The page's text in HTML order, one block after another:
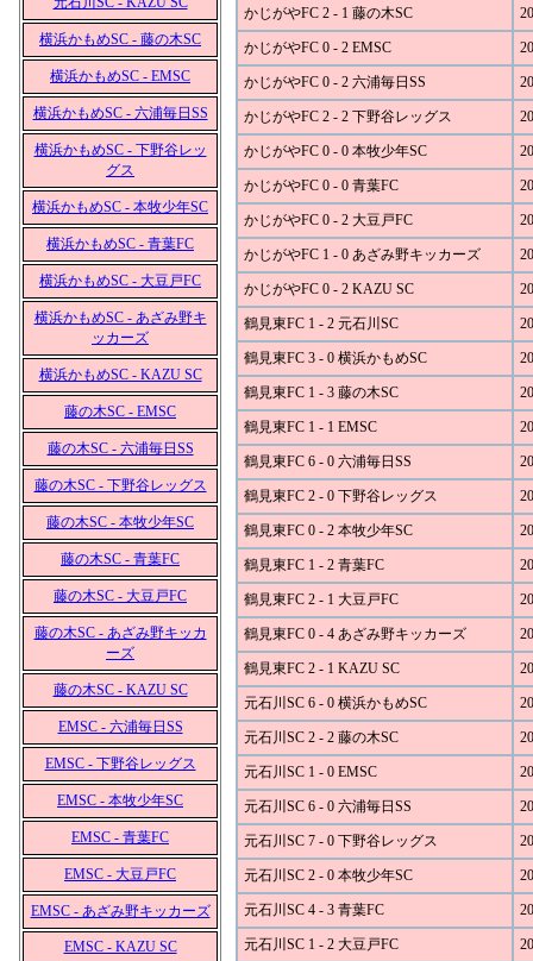
横浜かもめSC - 藤の木SC
横浜かもめSC - EMSC
横浜かもめSC - 六浦毎日SS
横浜かもめSC - 下野谷レッ
グス
横浜かもめSC - 本牧少年SC
横浜かもめSC - 青葉FC
横浜かもめSC - 大豆戸FC
横浜かもめSC - あざみ野キ
ッカーズ
横浜かもめSC - KAZU SC
藤の木SC - EMSC
藤の木SC - 六浦毎日SS
藤の木SC - 下野谷レッグス
藤の木SC - 本牧少年SC
藤の木SC - 青葉FC
藤の木SC - 大豆戸FC
藤の木SC - あざみ野キッカ
ーズ
藤の木SC - KAZU SC
EMSC - 六浦毎日SS
EMSC - 下野谷レッグス
EMSC - 本牧少年SC
EMSC - 青葉FC
EMSC - 大豆戸FC
EMSC - あざみ野キッカーズ
EMSC - KAZU SC
かじがやFC 2 - 1 藤の木SC
かじがやFC 0 - 2 EMSC
かじがやFC 0 - 2 六浦毎日SS
かじがやFC 2 - 2 下野谷レッグス
かじがやFC 0 - 0 本牧少年SC
かじがやFC 0 - 0 青葉FC
かじがやFC 0 - 2 大豆戸FC
かじがやFC 1 - 0 あざみ野キッカーズ
かじがやFC 0 - 2 KAZU SC
鶴見東FC 1 - 2 元石川SC
鶴見東FC 3 - 0 横浜かもめSC
鶴見東FC 1 - 3 藤の木SC
鶴見東FC 1 - 1 EMSC
鶴見東FC 6 - 0 六浦毎日SS
鶴見東FC 2 - 0 下野谷レッグス
鶴見東FC 0 - 2 本牧少年SC
鶴見東FC 1 - 2 青葉FC
鶴見東FC 2 - 1 大豆戸FC
鶴見東FC 0 - 4 あざみ野キッカーズ
鶴見東FC 2 - 1 KAZU SC
元石川SC 6 - 0 横浜かもめSC
元石川SC 2 - 2 藤の木SC
元石川SC 1 - 0 EMSC
元石川SC 6 - 0 六浦毎日SS
元石川SC 7 - 0 下野谷レッグス
元石川SC 2 - 0 本牧少年SC
元石川SC 4 - 3 青葉FC
元石川SC 1 - 2 大豆戸FC